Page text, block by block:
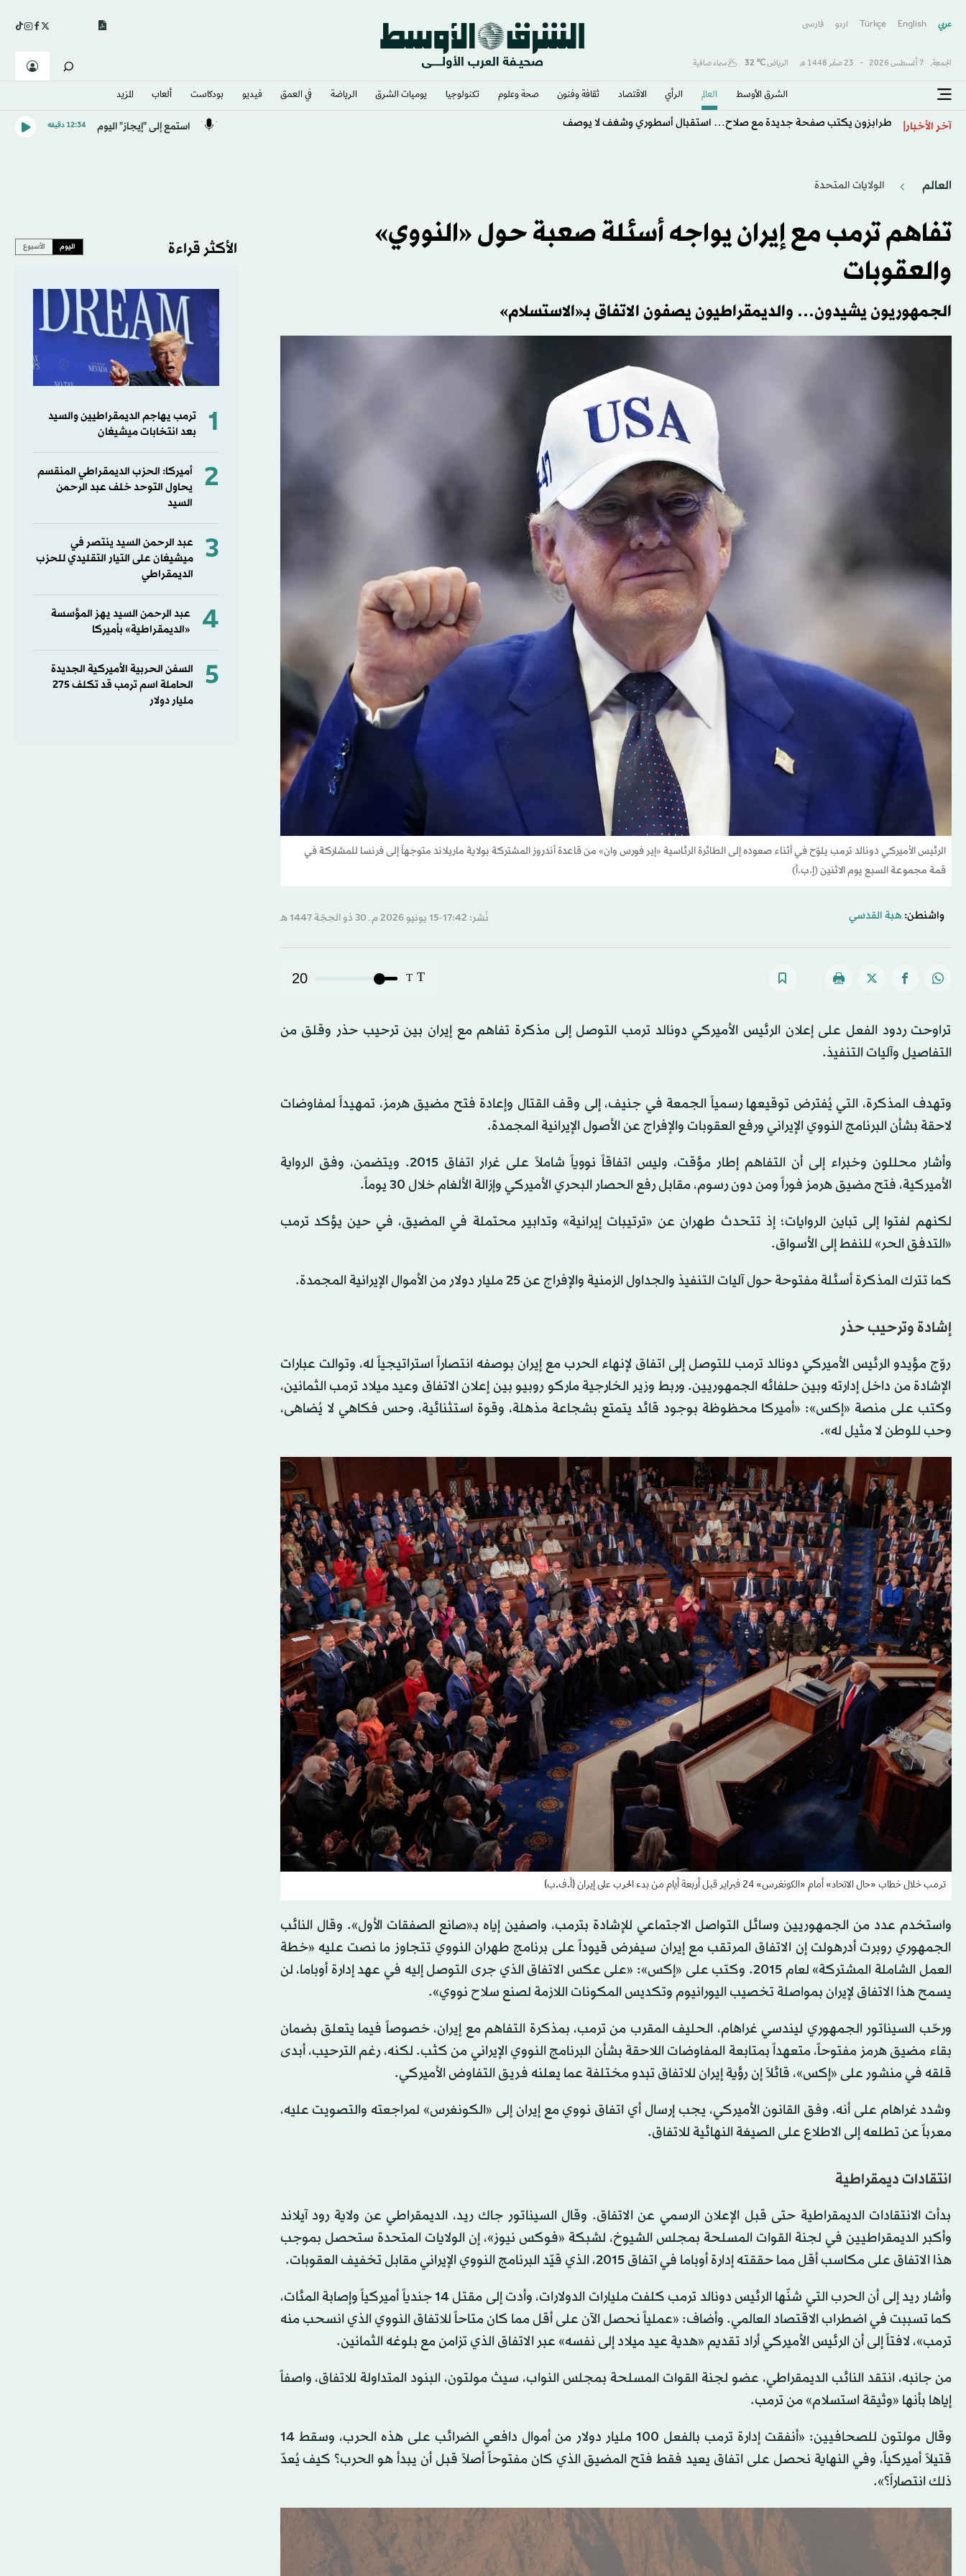
عربي English
Türkçe اردو فارسى
الجمعة, 7 أغسطس 2026 - 23 صفَر 1448 هـ الرياض℃
32 سماء صافية
الشرق الأوسط​ العالم الرأي الاقتصاد ثقافة وفنون صحة وعلوم تكنولوجيا يوميات الشرق​ الرياضة في العمق فيديو بودكاست ألعاب المزيد
آخر الأخبار طرابزون يكتب صفحة جديدة مع صلاح… استقبال أسطوري وشغف لا يوصف استمع إلى "إيجاز" اليوم 12:34 دقيقه
العالم الولايات المتحدة​
تفاهم ترمب مع إيران يواجه أسئلة صعبة حول «النووي»
والعقوبات
الجمهوريون يشيدون… والديمقراطيون يصفون الاتفاق بـ«الاستسلام»
الرئيس الأميركي دونالد ترمب يلوّح في أثناء صعوده إلى الطائرة الرئاسية «إير فورس وان» من قاعدة أندروز المشتركة بولاية ماريلاند متوجهاً إلى فرنسا للمشاركة في
قمة مجموعة السبع يوم الاثنين (إ.ب.أ)
واشنطن: هبة القدسي نُشر: 17:42-15 يونيو 2026 م ـ 30 ذو الحِجّة 1447 هـ
T
T
20
تراوحت ردود الفعل على إعلان الرئيس الأميركي دونالد ترمب التوصل إلى مذكرة تفاهم مع إيران بين ترحيب حذر وقلق من
التفاصيل وآليات التنفيذ.
وتهدف المذكرة، التي يُفترض توقيعها رسمياً الجمعة في جنيف، إلى وقف القتال وإعادة فتح مضيق هرمز، تمهيداً لمفاوضات
لاحقة بشأن البرنامج النووي الإيراني ورفع العقوبات والإفراج عن الأصول الإيرانية المجمدة.
وأشار محللون وخبراء إلى أن التفاهم إطار مؤقت، وليس اتفاقاً نووياً شاملاً على غرار اتفاق 2015. ويتضمن، وفق الرواية
الأميركية، فتح مضيق هرمز فوراً ومن دون رسوم، مقابل رفع الحصار البحري الأميركي وإزالة الألغام خلال 30 يوماً.
لكنهم لفتوا إلى تباين الروايات؛ إذ تتحدث طهران عن «ترتيبات إيرانية» وتدابير محتملة في المضيق، في حين يؤكد ترمب
«التدفق الحر» للنفط إلى الأسواق.
كما تترك المذكرة أسئلة مفتوحة حول آليات التنفيذ والجداول الزمنية والإفراج عن 25 مليار دولار من الأموال الإيرانية المجمدة.
إشادة وترحيب حذر
روّج مؤيدو الرئيس الأميركي دونالد ترمب للتوصل إلى اتفاق لإنهاء الحرب مع إيران بوصفه انتصاراً استراتيجياً له، وتوالت عبارات
الإشادة من داخل إدارته وبين حلفائه الجمهوريين. وربط وزير الخارجية ماركو روبيو بين إعلان الاتفاق وعيد ميلاد ترمب الثمانين،
وكتب على منصة «إكس»: «أميركا محظوظة بوجود قائد يتمتع بشجاعة مذهلة، وقوة استثنائية، وحس فكاهي لا يُضاهى،
وحب للوطن لا مثيل له».
ترمب خلال خطاب «حال الاتحاد» أمام «الكونغرس» 24 فبراير قبل أربعة أيام من بدء الحرب على إيران (أ.ف.ب)
واستخدم عدد من الجمهوريين وسائل التواصل الاجتماعي للإشادة بترمب، واصفين إياه بـ«صانع الصفقات الأول». وقال النائب
الجمهوري روبرت أدرهولت إن الاتفاق المرتقب مع إيران سيفرض قيوداً على برنامج طهران النووي تتجاوز ما نصت عليه «خطة
العمل الشاملة المشتركة» لعام 2015. وكتب على «إكس»: «على عكس الاتفاق الذي جرى التوصل إليه في عهد إدارة أوباما، لن
يسمح هذا الاتفاق لإيران بمواصلة تخصيب اليورانيوم وتكديس المكونات اللازمة لصنع سلاح نووي».
ورحّب السيناتور الجمهوري ليندسي غراهام، الحليف المقرب من ترمب، بمذكرة التفاهم مع إيران، خصوصاً فيما يتعلق بضمان
بقاء مضيق هرمز مفتوحاً، متعهداً بمتابعة المفاوضات اللاحقة بشأن البرنامج النووي الإيراني من كثب. لكنه، رغم الترحيب، أبدى
قلقه في منشور على «إكس»، قائلاً إن رؤية إيران للاتفاق تبدو مختلفة عما يعلنه فريق التفاوض الأميركي.
وشدد غراهام على أنه، وفق القانون الأميركي، يجب إرسال أي اتفاق نووي مع إيران إلى «الكونغرس» لمراجعته والتصويت عليه،
معرباً عن تطلعه إلى الاطلاع على الصيغة النهائية للاتفاق.
انتقادات ديمقراطية
بدأت الانتقادات الديمقراطية حتى قبل الإعلان الرسمي عن الاتفاق. وقال السيناتور جاك ريد، الديمقراطي عن ولاية رود آيلاند
وأكبر الديمقراطيين في لجنة القوات المسلحة بمجلس الشيوخ، لشبكة «فوكس نيوز»، إن الولايات المتحدة ستحصل بموجب
هذا الاتفاق على مكاسب أقل مما حققته إدارة أوباما في اتفاق 2015، الذي قيّد البرنامج النووي الإيراني مقابل تخفيف العقوبات.
وأشار ريد إلى أن الحرب التي شنّها الرئيس دونالد ترمب كلفت مليارات الدولارات، وأدت إلى مقتل 14 جندياً أميركياً وإصابة المئات،
كما تسببت في اضطراب الاقتصاد العالمي. وأضاف: «عملياً نحصل الآن على أقل مما كان متاحاً للاتفاق النووي الذي انسحب منه
ترمب»، لافتاً إلى أن الرئيس الأميركي أراد تقديم «هدية عيد ميلاد إلى نفسه» عبر الاتفاق الذي تزامن مع بلوغه الثمانين.
من جانبه، انتقد النائب الديمقراطي، عضو لجنة القوات المسلحة بمجلس النواب، سيث مولتون، البنود المتداولة للاتفاق، واصفاً
إياها بأنها «وثيقة استسلام» من ترمب.
وقال مولتون للصحافيين: «أنفقت إدارة ترمب بالفعل 100 مليار دولار من أموال دافعي الضرائب على هذه الحرب، وسقط 14
قتيلاً أميركياً، وفي النهاية نحصل على اتفاق يعيد فقط فتح المضيق الذي كان مفتوحاً أصلاً قبل أن يبدأ هو الحرب؟ كيف يُعدّ
ذلك انتصاراً؟».
الأكثر قراءة اليوم الأسبوع
1
ترمب يهاجم الديمقراطيين والسيد
بعد انتخابات ميشيغان
2
أميركا: الحزب الديمقراطي المنقسم
يحاول التوحد خلف عبد الرحمن
السيد
3
عبد الرحمن السيد ينتصر في
ميشيغان على التيار التقليدي للحزب
الديمقراطي
4
عبد الرحمن السيد يهز المؤسسة
«الديمقراطية» بأميركا
5
السفن الحربية الأميركية الجديدة
الحاملة اسم ترمب قد تكلف 275
مليار دولار